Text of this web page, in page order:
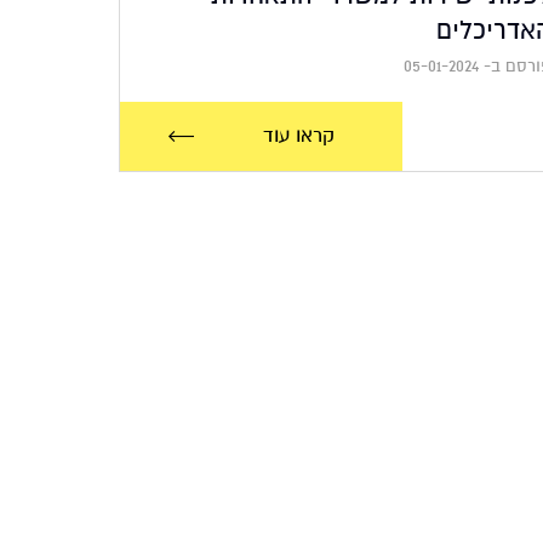
ב- 05-01-2024
קראו עוד